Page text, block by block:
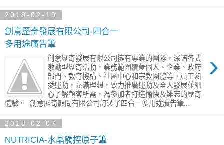
2018-02-19
創意歷奇發展有限公司-四合一
多用途廣告筆
›
創意歷奇發展有限公司擁有專業的團隊，深諳各式
激勵型歷奇活動，業務範圍覆蓋個人、企業、政府
部門、教育機構、社區中心和宗教團體等。員工熱
愛運動，充滿理想，致力推廣運動及全人發展並細
心了解顧客所需，為參加者打造愉快及難忘的歴奇
體驗。 ​ 創意歷奇顧問有限公司訂製了四合一多用途廣告筆...
2018-02-07
NUTRICIA-水晶觸控原子筆